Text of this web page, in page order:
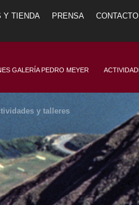
Y TIENDA PRENSA CONTACTO
GALERÍA PEDRO MEYER
y talleres